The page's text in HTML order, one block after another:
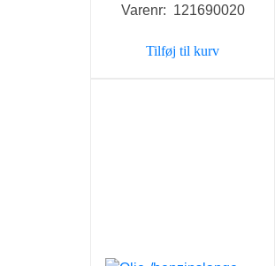
Varenr: 121690020
Tilføj til kurv